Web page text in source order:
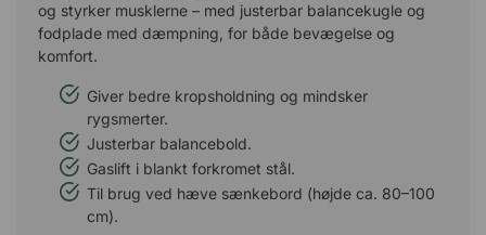
og styrker musklerne – med justerbar balancekugle og
fodplade med dæmpning, for både bevægelse og
komfort.
Giver bedre kropsholdning og mindsker
rygsmerter.
Justerbar balancebold.
Gaslift i blankt forkromet stål.
Til brug ved hæve sænkebord (højde ca. 80–100
cm).